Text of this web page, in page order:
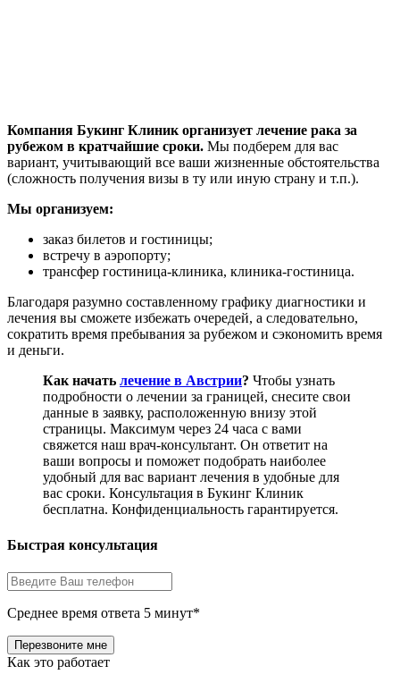
Компания Букинг Клиник организует лечение рака за
рубежом в кратчайшие сроки. Мы подберем для вас
вариант, учитывающий все ваши жизненные обстоятельства
(сложность получения визы в ту или иную страну и т.п.).
Мы организуем:
заказ билетов и гостиницы;
встречу в аэропорту;
трансфер гостиница-клиника, клиника-гостиница.
Благодаря разумно составленному графику диагностики и
лечения вы сможете избежать очередей, а следовательно,
сократить время пребывания за рубежом и сэкономить время
и деньги.
Как начать лечение в Австрии? Чтобы узнать
подробности о лечении за границей, снесите свои
данные в заявку, расположенную внизу этой
страницы. Максимум через 24 часа с вами
свяжется наш врач-консультант. Он ответит на
ваши вопросы и поможет подобрать наиболее
удобный для вас вариант лечения в удобные для
вас сроки. Консультация в Букинг Клиник
бесплатна. Конфиденциальность гарантируется.
Быстрая консультация
Среднее время ответа 5 минут*
Как это работает